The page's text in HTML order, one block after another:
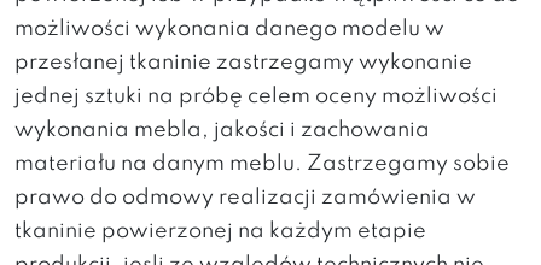
możliwości wykonania danego modelu w
przesłanej tkaninie zastrzegamy wykonanie
jednej sztuki na próbę celem oceny możliwości
wykonania mebla, jakości i zachowania
materiału na danym meblu. Zastrzegamy sobie
prawo do odmowy realizacji zamówienia w
tkaninie powierzonej na każdym etapie